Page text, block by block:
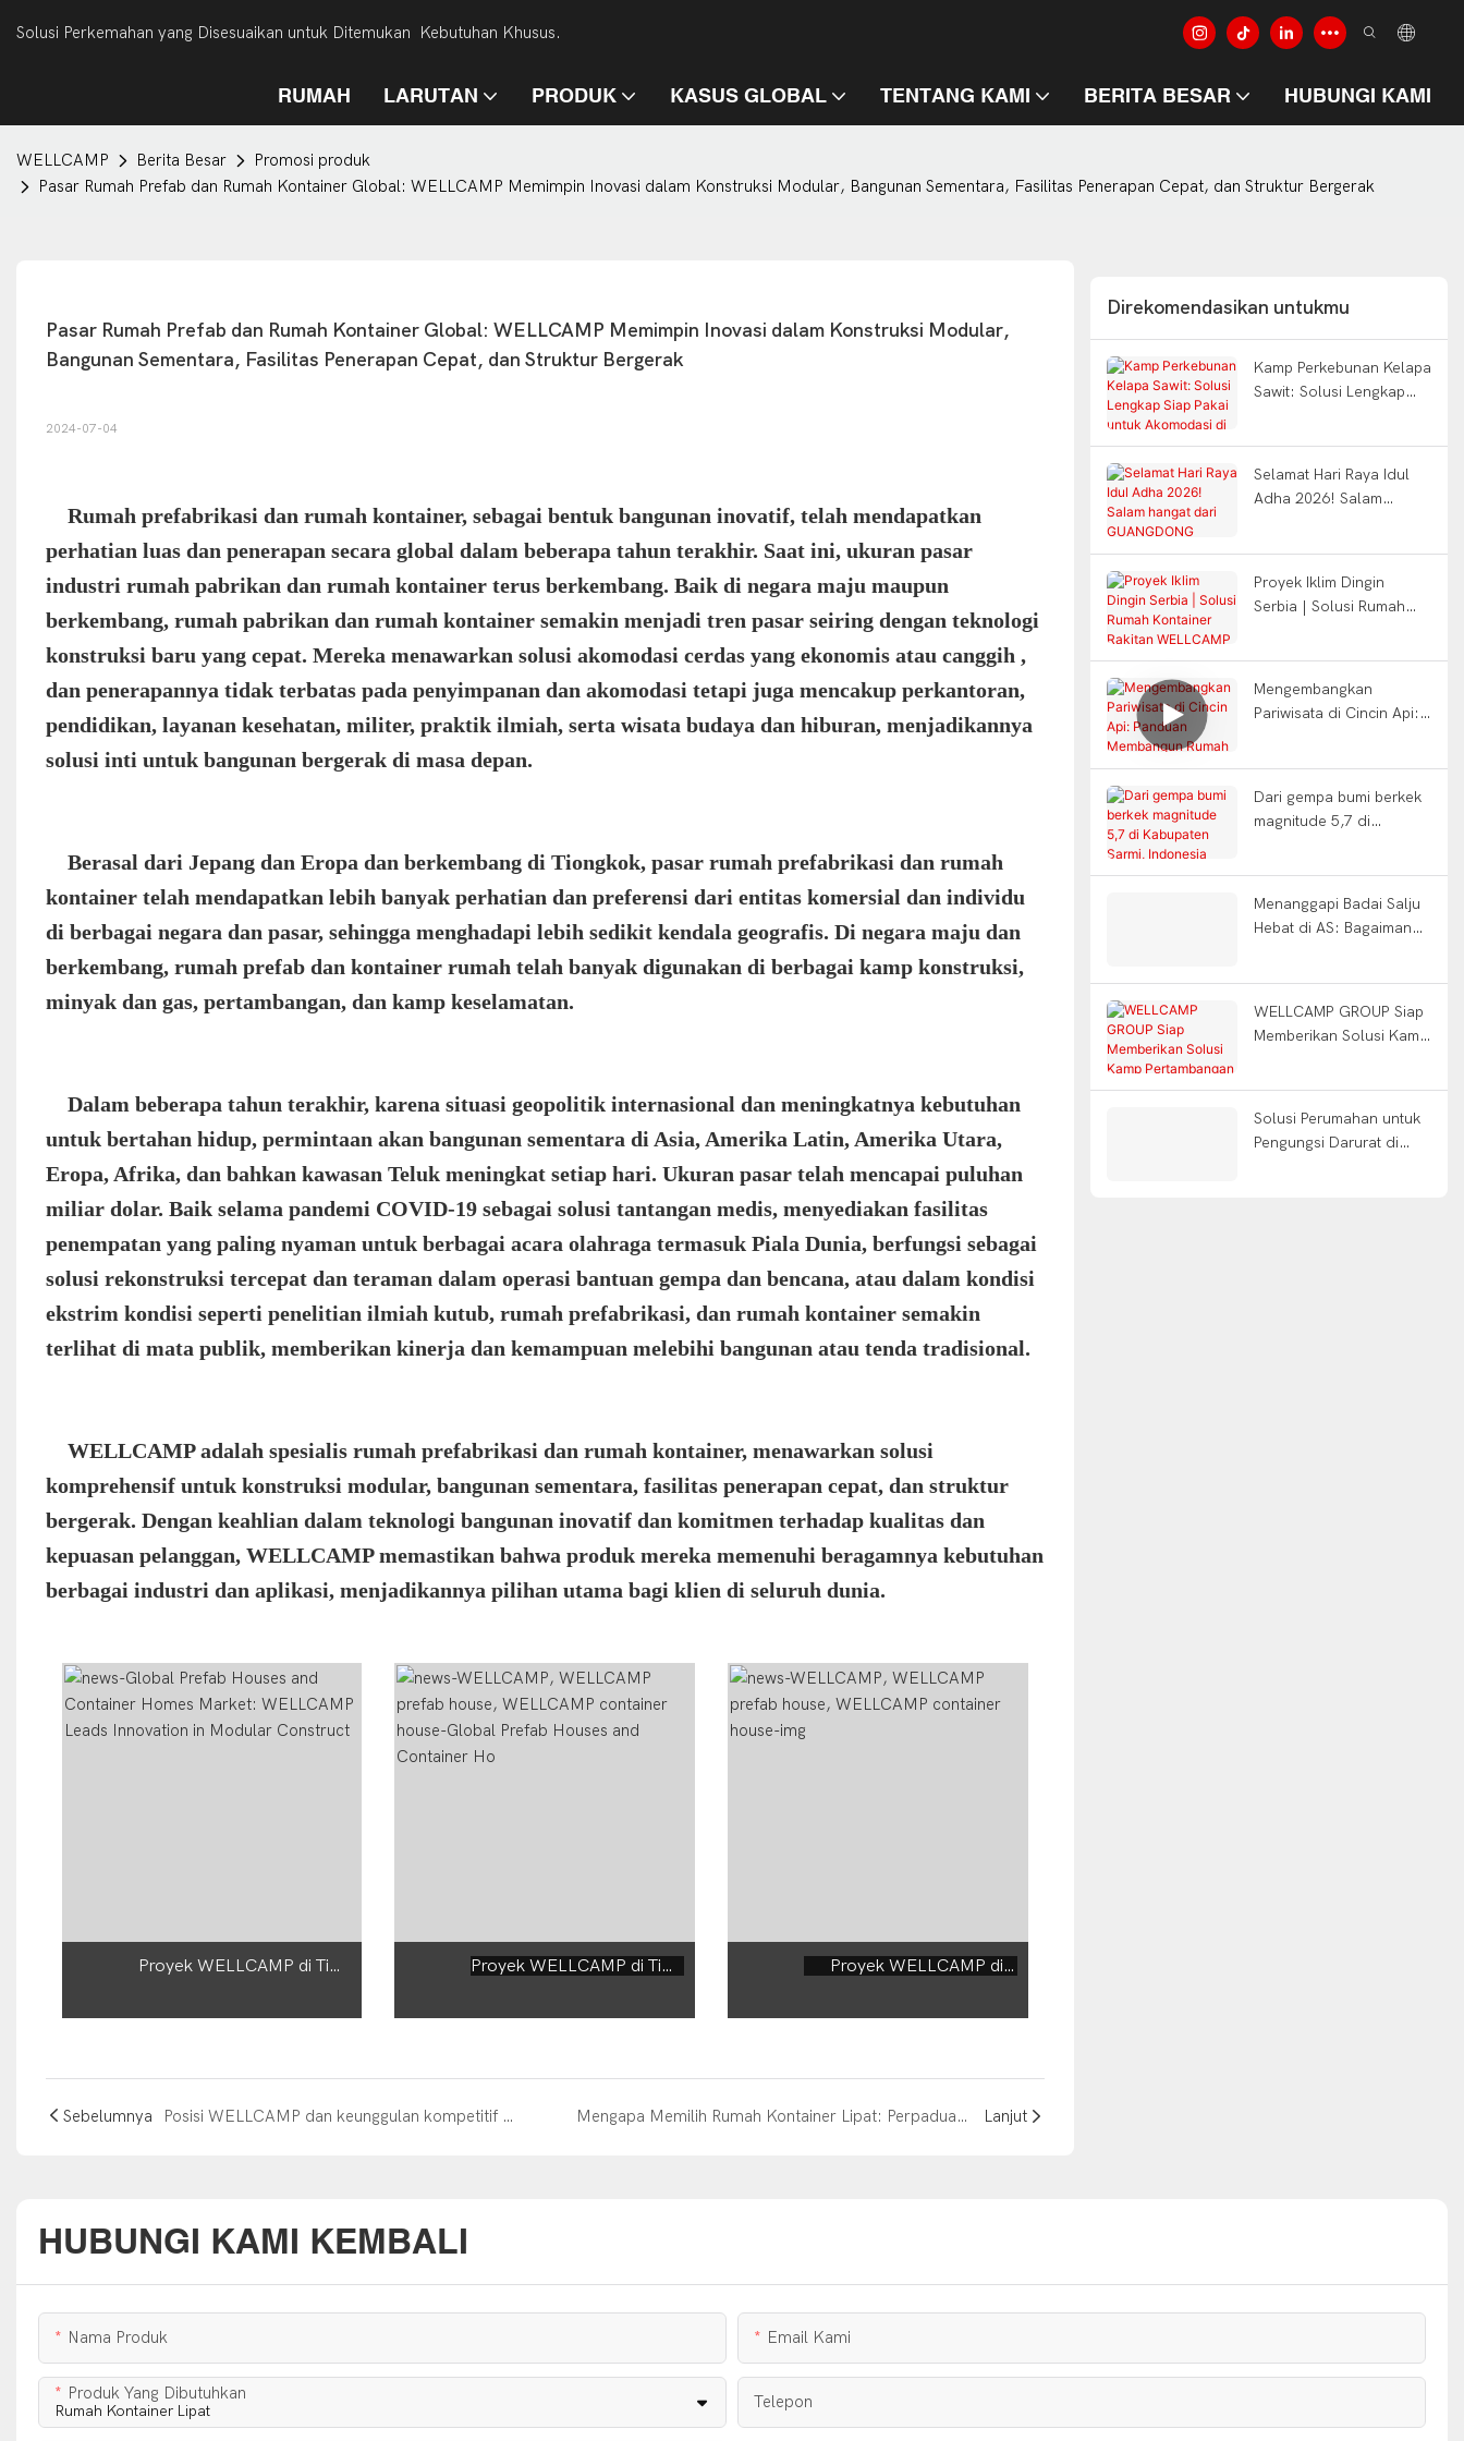
Solusi Perkemahan yang Disesuaikan untuk Ditemukan Kebutuhan Khusus.
RUMAH LARUTAN PRODUK KASUS GLOBAL TENTANG KAMI BERITA BESAR HUBUNGI KAMI
WELLCAMP Berita Besar
Promosi produk
Pasar Rumah Prefab dan Rumah Kontainer Global: WELLCAMP Memimpin Inovasi dalam Konstruksi Modular, Bangunan Sementara, Fasilitas Penerapan Cepat, dan Struktur Bergerak
Pasar Rumah Prefab dan Rumah Kontainer Global: WELLCAMP Memimpin Inovasi dalam Konstruksi Modular,
Bangunan Sementara, Fasilitas Penerapan Cepat, dan Struktur Bergerak
2024-07-04
Rumah prefabrikasi dan rumah kontainer, sebagai bentuk bangunan inovatif, telah mendapatkan
perhatian luas dan penerapan secara global dalam beberapa tahun terakhir. Saat ini, ukuran pasar
industri rumah pabrikan dan rumah kontainer terus berkembang. Baik di negara maju maupun
berkembang, rumah pabrikan dan rumah kontainer semakin menjadi tren pasar seiring dengan teknologi
konstruksi baru yang cepat. Mereka menawarkan solusi akomodasi cerdas yang ekonomis atau canggih ,
dan penerapannya tidak terbatas pada penyimpanan dan akomodasi tetapi juga mencakup perkantoran,
pendidikan, layanan kesehatan, militer, praktik ilmiah, serta wisata budaya dan hiburan, menjadikannya
solusi inti untuk bangunan bergerak di masa depan.
Berasal dari Jepang dan Eropa dan berkembang di Tiongkok, pasar rumah prefabrikasi dan rumah
kontainer telah mendapatkan lebih banyak perhatian dan preferensi dari entitas komersial dan individu
di berbagai negara dan pasar, sehingga menghadapi lebih sedikit kendala geografis. Di negara maju dan
berkembang, rumah prefab dan kontainer rumah telah banyak digunakan di berbagai kamp konstruksi,
minyak dan gas, pertambangan, dan kamp keselamatan.
Dalam beberapa tahun terakhir, karena situasi geopolitik internasional dan meningkatnya kebutuhan
untuk bertahan hidup, permintaan akan bangunan sementara di Asia, Amerika Latin, Amerika Utara,
Eropa, Afrika, dan bahkan kawasan Teluk meningkat setiap hari. Ukuran pasar telah mencapai puluhan
miliar dolar. Baik selama pandemi COVID-19 sebagai solusi tantangan medis, menyediakan fasilitas
penempatan yang paling nyaman untuk berbagai acara olahraga termasuk Piala Dunia, berfungsi sebagai
solusi rekonstruksi tercepat dan teraman dalam operasi bantuan gempa dan bencana, atau dalam kondisi
ekstrim kondisi seperti penelitian ilmiah kutub, rumah prefabrikasi, dan rumah kontainer semakin
terlihat di mata publik, memberikan kinerja dan kemampuan melebihi bangunan atau tenda tradisional.
WELLCAMP adalah spesialis rumah prefabrikasi dan rumah kontainer, menawarkan solusi
komprehensif untuk konstruksi modular, bangunan sementara, fasilitas penerapan cepat, dan struktur
bergerak. Dengan keahlian dalam teknologi bangunan inovatif dan komitmen terhadap kualitas dan
kepuasan pelanggan, WELLCAMP memastikan bahwa produk mereka memenuhi beragamnya kebutuhan
berbagai industri dan aplikasi, menjadikannya pilihan utama bagi klien di seluruh dunia.
Proyek WELLCAMP di Timur Tengah Proyek WELLCAMP di Timur Tengah Proyek WELLCAMP di Timur Tengah
Sebelumnya Posisi WELLCAMP dan keunggulan kompetitif dalam industri rumah prefaab Mengapa Memilih Rumah Kontainer Lipat: Perpaduan Sempurna antara Fleksibilitas dan Keberlanjutan Lanjut
Direkomendasikan untukmu
Kamp Perkebunan Kelapa
Sawit: Solusi Lengkap
Selamat Hari Raya Idul
Adha 2026! Salam
Proyek Iklim Dingin
Serbia | Solusi Rumah
Mengembangkan
Pariwisata di Cincin Api:
Berapi Indonesia
Dari gempa bumi berkek
magnitude 5,7 di
Menanggapi Badai Salju
Hebat di AS: Bagaimana
WELLCAMP GROUP Siap
Memberikan Solusi Kamp
Solusi Perumahan untuk
Pengungsi Darurat di
HUBUNGI KAMI KEMBALI
Nama Produk Email Kami
Produk Yang Dibutuhkan Telepon